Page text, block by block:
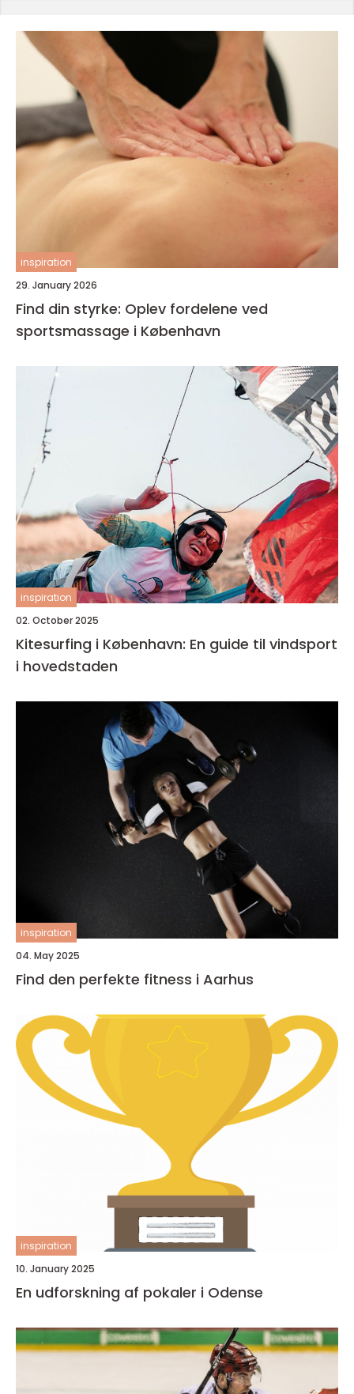
inspiration
29. January 2026
Find din styrke: Oplev fordelene ved
sportsmassage i København
inspiration
02. October 2025
Kitesurfing i København: En guide til vindsport
i hovedstaden
inspiration
04. May 2025
Find den perfekte fitness i Aarhus
inspiration
10. January 2025
En udforskning af pokaler i Odense